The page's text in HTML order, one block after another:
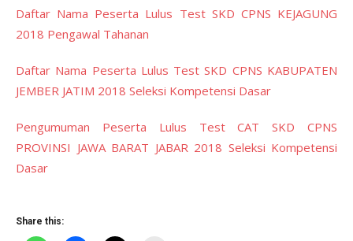
Daftar Nama Peserta Lulus Test SKD CPNS KEJAGUNG
2018 Pengawal Tahanan
Daftar Nama Peserta Lulus Test SKD CPNS KABUPATEN
JEMBER JATIM 2018 Seleksi Kompetensi Dasar
Pengumuman Peserta Lulus Test CAT SKD CPNS
PROVINSI JAWA BARAT JABAR 2018 Seleksi Kompetensi
Dasar
Share this: